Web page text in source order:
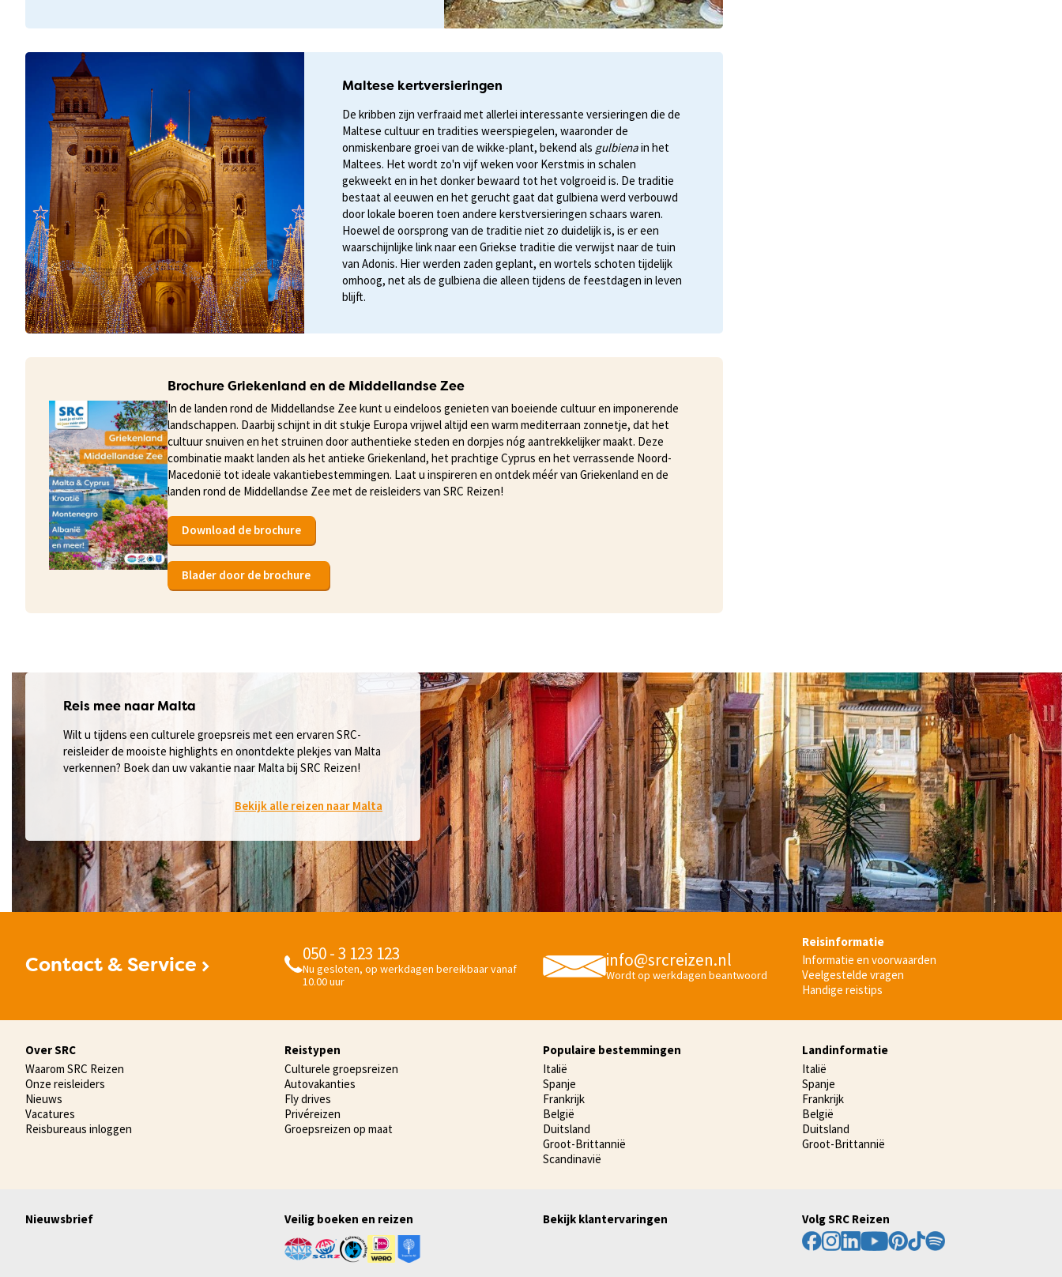
Maltese kertversieringen
De kribben zijn verfraaid met allerlei interessante versieringen die de
Maltese cultuur en tradities weerspiegelen, waaronder de
onmiskenbare groei van de wikke-plant, bekend als gulbienain het
Maltees. Het wordt zo'n vijf weken voor Kerstmis in schalen
gekweekt en in het donker bewaard tot het volgroeid is. De traditie
bestaat al eeuwen en het gerucht gaat dat gulbiena werd verbouwd
door lokale boeren toen andere kerstversieringen schaars waren.
Hoewel de oorsprong van de traditie niet zo duidelijk is, is er een
waarschijnlijke link naar een Griekse traditie die verwijst naar de tuin
van Adonis. Hier werden zaden geplant, en wortels schoten tijdelijk
omhoog, net als de gulbiena die alleen tijdens de feestdagen in leven
blijft.
Brochure Griekenland en de Middellandse Zee
In de landen rond de Middellandse Zee kunt u eindeloos genieten van boeiende cultuur en imponerende
landschappen. Daarbij schijnt in dit stukje Europa vrijwel altijd een warm mediterraan zonnetje, dat het
cultuur snuiven en het struinen door authentieke steden en dorpjes nóg aantrekkelijker maakt. Deze
combinatie maakt landen als het antieke Griekenland, het prachtige Cyprus en het verrassende Noord-
Macedonië tot ideale vakantiebestemmingen. Laat u inspireren en ontdek méér van Griekenland en de
landen rond de Middellandse Zee met de reisleiders van SRC Reizen!
Download de brochure
Blader door de brochure
Reis mee naar Malta
Wilt u tijdens een culturele groepsreis met een ervaren SRC-
reisleider de mooiste highlights en onontdekte plekjes van Malta
verkennen? Boek dan uw vakantie naar Malta bij SRC Reizen!
Bekijk alle reizen naar Malta
Contact & Service
050 - 3 123 123
Nu gesloten, op werkdagen bereikbaar vanaf
10.00 uur
info@srcreizen.nl
Wordt op werkdagen beantwoord
Reisinformatie
Informatie en voorwaarden
Veelgestelde vragen
Handige reistips
Over SRC
Waarom SRC Reizen
Onze reisleiders
Nieuws
Vacatures
Reisbureaus inloggen
Reistypen
Culturele groepsreizen
Autovakanties
Fly drives
Privéreizen
Groepsreizen op maat
Populaire bestemmingen
Italië
Spanje
Frankrijk
België
Duitsland
Groot-Brittannië
Scandinavië
Landinformatie
Italië
Spanje
Frankrijk
België
Duitsland
Groot-Brittannië
Nieuwsbrief Veilig boeken en reizen Bekijk klantervaringen Volg SRC Reizen